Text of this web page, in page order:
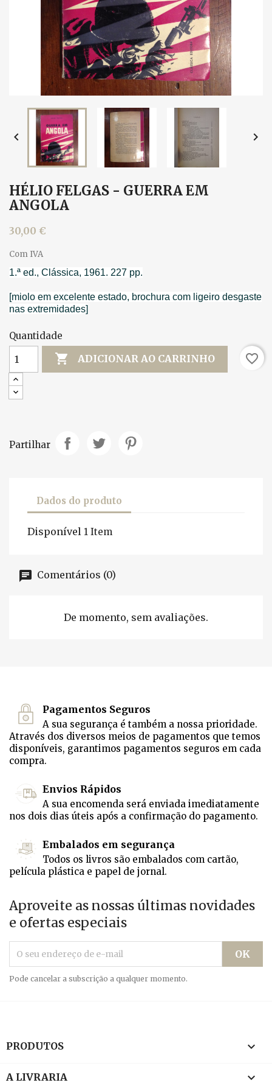
 
HÉLIO FELGAS - GUERRA EM
ANGOLA
30,00 €
Com IVA
1.ª ed., Clássica, 1961. 227 pp.
[miolo em excelente estado, brochura com ligeiro desgaste
nas extremidades]
Quantidade
 ADICIONAR AO CARRINHO favorite_border
Partilhar
Dados do produto
Disponível 1 Item
Comentários (0)
De momento, sem avaliações.
Pagamentos Seguros
A sua segurança é também a nossa prioridade.
Através dos diversos meios de pagamentos que temos
disponíveis, garantimos pagamentos seguros em cada
compra.
Envios Rápidos
A sua encomenda será enviada imediatamente
nos dois dias úteis após a confirmação do pagamento.
Embalados em segurança
Todos os livros são embalados com cartão,
película plástica e papel de jornal.
Aproveite as nossas últimas novidades
e ofertas especiais
Pode cancelar a subscrição a qualquer momento.
PRODUTOS 
A LIVRARIA 